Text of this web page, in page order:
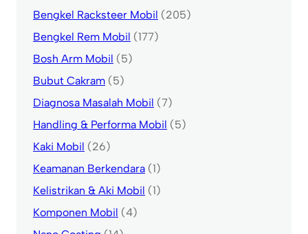
Bengkel Racksteer Mobil (205)
Bengkel Rem Mobil (177)
Bosh Arm Mobil (5)
Bubut Cakram (5)
Diagnosa Masalah Mobil (7)
Handling & Performa Mobil (5)
Kaki Mobil (26)
Keamanan Berkendara (1)
Kelistrikan & Aki Mobil (1)
Komponen Mobil (4)